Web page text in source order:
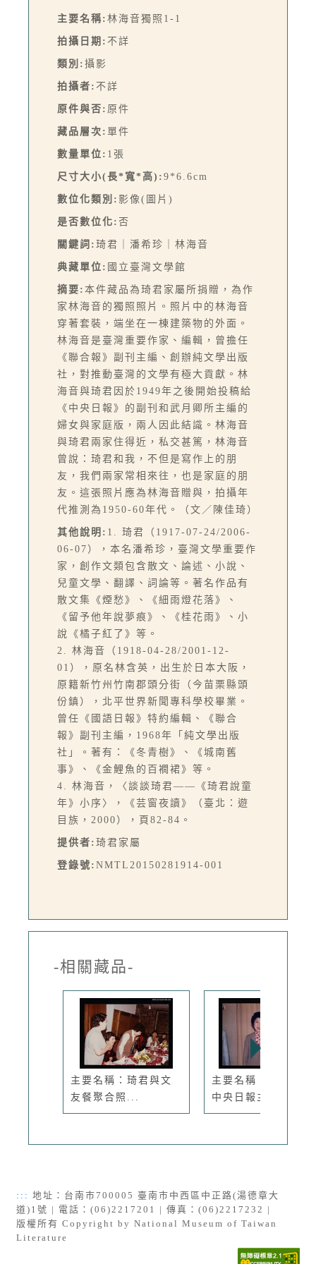
主要名稱: 林海音獨照1-1
拍攝日期: 不詳
類別: 攝影
拍攝者: 不詳
原件與否: 原件
藏品層次: 單件
數量單位: 1張
尺寸大小(長*寬*高): 9*6.6cm
數位化類別: 影像(圖片)
是否數位化: 否
關鍵詞: 琦君｜潘希珍｜林海音
典藏單位: 國立臺灣文學館
摘要: 本件藏品為琦君家屬所捐贈，為作
家林海音的獨照照片。照片中的林海音
穿著套裝，端坐在一棟建築物的外面。
林海音是臺灣重要作家、編輯，曾擔任
《聯合報》副刊主編、創辦純文學出版
社，對推動臺灣的文學有極大貢獻。林
海音與琦君因於1949年之後開始投稿給
《中央日報》的副刊和武月卿所主編的
婦女與家庭版，兩人因此結識。林海音
與琦君兩家住得近，私交甚篤，林海音
曾說：琦君和我，不但是寫作上的朋
友，我們兩家常相來往，也是家庭的朋
友。這張照片應為林海音贈與，拍攝年
代推測為1950-60年代。（文／陳佳琦）
其他說明: 1. 琦君（1917-07-24/2006-
06-07），本名潘希珍，臺灣文學重要作
家，創作文類包含散文、論述、小說、
兒童文學、翻譯、詞論等。著名作品有
散文集《煙愁》、《細雨燈花落》、
《留予他年說夢痕》、《桂花雨》、小
說《橘子紅了》等。
2. 林海音（1918-04-28/2001-12-
01），原名林含英，出生於日本大阪，
原籍新竹州竹南郡頭分街（今苗栗縣頭
份鎮），北平世界新聞專科學校畢業。
曾任《國語日報》特約編輯、《聯合
報》副刊主編，1968年「純文學出版
社」。著有：《冬青樹》、《城南舊
事》、《金鯉魚的百襉裙》等。
4. 林海音，〈談談琦君——《琦君說童
年》小序〉，《芸窗夜讀》（臺北：遊
目族，2000），頁82-84。
提供者: 琦君家屬
登錄號: NMTL20150281914-001
-相關藏品-
主要名稱：琦君與文
友餐聚合照...
主要名稱：琦君出席
中央日報主...
::: 地址：台南市700005 臺南市中西區中正路(湯德章大
道)1號 | 電話：(06)2217201 | 傳真：(06)2217232 |
版權所有 Copyright by National Museum of Taiwan
Literature